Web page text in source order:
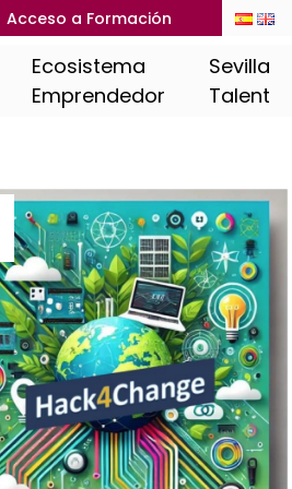
Acceso a Formación
Ecosistema
Emprendedor
Sevilla
Talent